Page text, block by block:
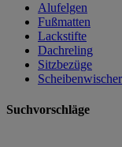
Alufelgen
Fußmatten
Lackstifte
Dachreling
Sitzbezüge
Scheibenwischer
Suchvorschläge